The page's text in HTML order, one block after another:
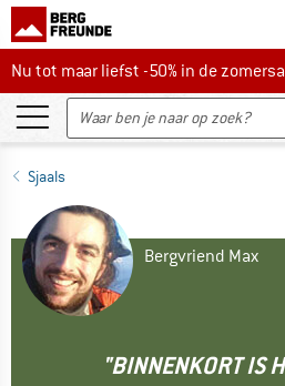
Nu tot maar liefst -50% in de
Nu tot maar liefst -50% in de
Sjaals
Bergvriend Max
"BINNENKORT IS